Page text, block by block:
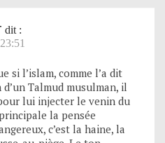
dit :
si l’islam, comme l’a dit
Talmud musulman, il
lui injecter le venin du
la pensée
c’est la haine, la